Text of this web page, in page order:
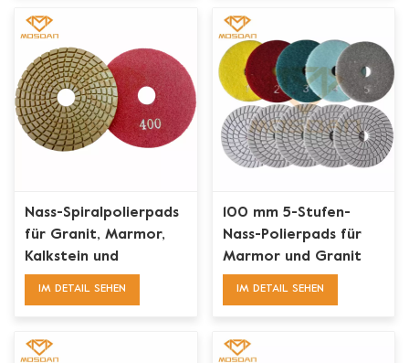
Nass-Spiralpolierpads
für Granit, Marmor,
Kalkstein und
Terrazzo
IM DETAIL SEHEN
100 mm 5-Stufen-
Nass-Polierpads für
Marmor und Granit
für Winkelschleifer
IM DETAIL SEHEN